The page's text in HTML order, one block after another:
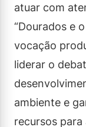
atuar com
“Dourados e
vocação
liderar o
ambiente e
recursos para